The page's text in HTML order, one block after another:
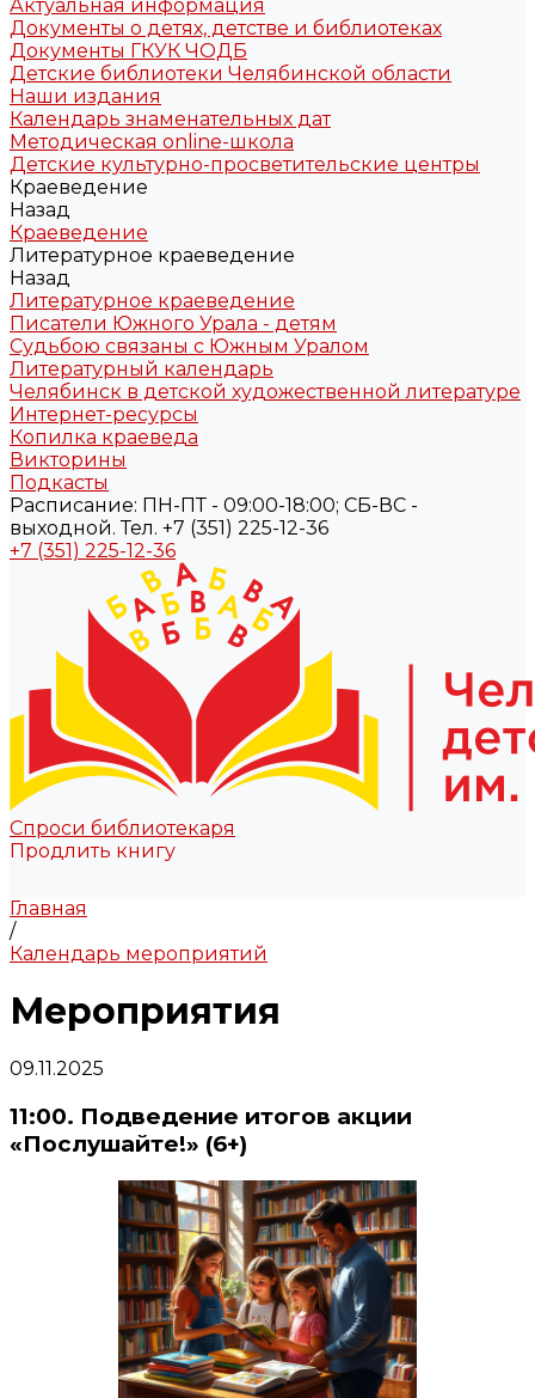
Актуальная информация
Документы о детях, детстве и библиотеках
Документы ГКУК ЧОДБ
Детские библиотеки Челябинской области
Наши издания
Календарь знаменательных дат
Методическая online-школа
Детские культурно-просветительские центры
Краеведение
Назад
Краеведение
Литературное краеведение
Назад
Литературное краеведение
Писатели Южного Урала - детям
Судьбою связаны с Южным Уралом
Литературный календарь
Челябинск в детской художественной литературе
Интернет-ресурсы
Копилка краеведа
Викторины
Подкасты
Расписание: ПН-ПТ - 09:00-18:00; СБ-ВС -
выходной. Тел. +7 (351) 225-12-36
+7 (351) 225-12-36
Спроси библиотекаря
Продлить книгу
Главная
/
Календарь мероприятий
Мероприятия
09.11.2025
11:00. Подведение итогов акции
«Послушайте!» (6+)